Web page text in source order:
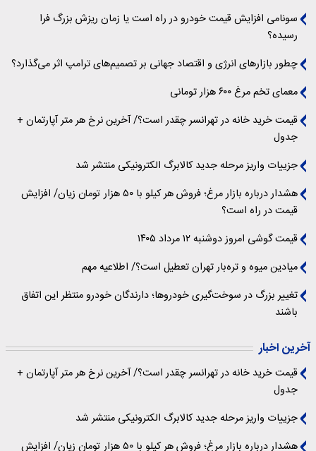
سونامی افزایش قیمت خودرو در راه است یا زمان ریزش بزرگ فرا
رسیده؟
چطور بازارهای انرژی و اقتصاد جهانی بر تصمیم‌های ترامپ اثر می‌گذارد؟
معمای تخم مرغ ۶۰۰ هزار تومانی
قیمت خرید خانه در تهرانسر چقدر است؟/ آخرین نرخ هر متر آپارتمان +
جدول
جزییات واریز مرحله جدید کالابرگ الکترونیکی منتشر شد
هشدار درباره بازار مرغ؛ فروش هر کیلو با ۵۰ هزار تومان زیان/ افزایش
قیمت در راه است؟
قیمت گوشی امروز دوشنبه ۱۲ مرداد ۱۴۰۵
میادین میوه و تره‌بار تهران تعطیل است؟/ اطلاعیه مهم
تغییر بزرگ در سوخت‌گیری خودروها؛ دارندگان خودرو منتظر این اتفاق
باشند
آخرین اخبار
قیمت خرید خانه در تهرانسر چقدر است؟/ آخرین نرخ هر متر آپارتمان +
جدول
جزییات واریز مرحله جدید کالابرگ الکترونیکی منتشر شد
هشدار درباره بازار مرغ؛ فروش هر کیلو با ۵۰ هزار تومان زیان/ افزایش